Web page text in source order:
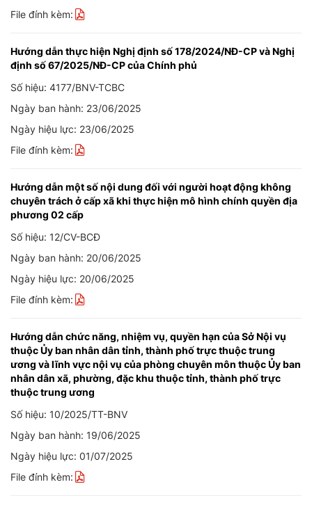
File đính kèm:
Hướng dẫn thực hiện Nghị định số 178/2024/NĐ-CP và Nghị
định số 67/2025/NĐ-CP của Chính phủ
Số hiệu: 4177/BNV-TCBC
Ngày ban hành: 23/06/2025
Ngày hiệu lực: 23/06/2025
File đính kèm:
Hướng dẫn một số nội dung đối với người hoạt động không
chuyên trách ở cấp xã khi thực hiện mô hình chính quyền địa
phương 02 cấp
Số hiệu: 12/CV-BCĐ
Ngày ban hành: 20/06/2025
Ngày hiệu lực: 20/06/2025
File đính kèm:
Hướng dẫn chức năng, nhiệm vụ, quyền hạn của Sở Nội vụ
thuộc Ủy ban nhân dân tỉnh, thành phố trực thuộc trung
ương và lĩnh vực nội vụ của phòng chuyên môn thuộc Ủy ban
nhân dân xã, phường, đặc khu thuộc tỉnh, thành phố trực
thuộc trung ương
Số hiệu: 10/2025/TT-BNV
Ngày ban hành: 19/06/2025
Ngày hiệu lực: 01/07/2025
File đính kèm: